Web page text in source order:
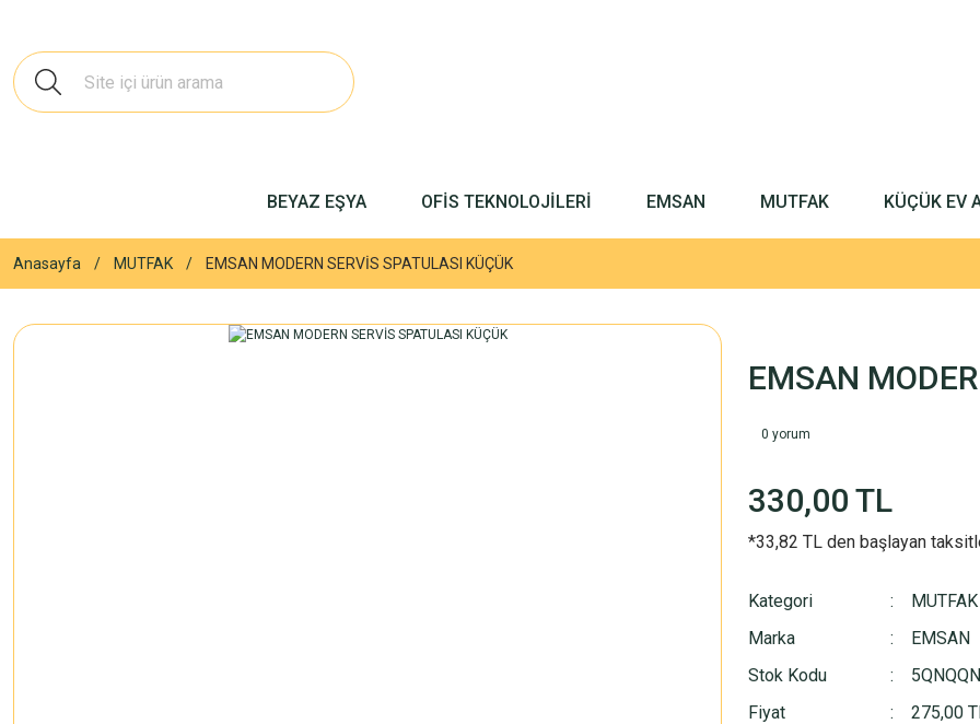
BEYAZ EŞYA OFİS TEKNOLOJİLERİ EMSAN MUTFAK KÜÇÜK EV
Anasayfa MUTFAK EMSAN MODERN SERVİS SPATULASI KÜÇÜK
EMSAN
0 yorum
330,00 TL
*33,82 TL den başlayan
Kategori
MUTFAK
Marka
EMSAN
Stok Kodu
Fiyat
275,00